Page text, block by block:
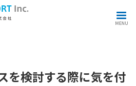
MENU
検討する際に気を付けて欲しいこと
を検討する際に気を付